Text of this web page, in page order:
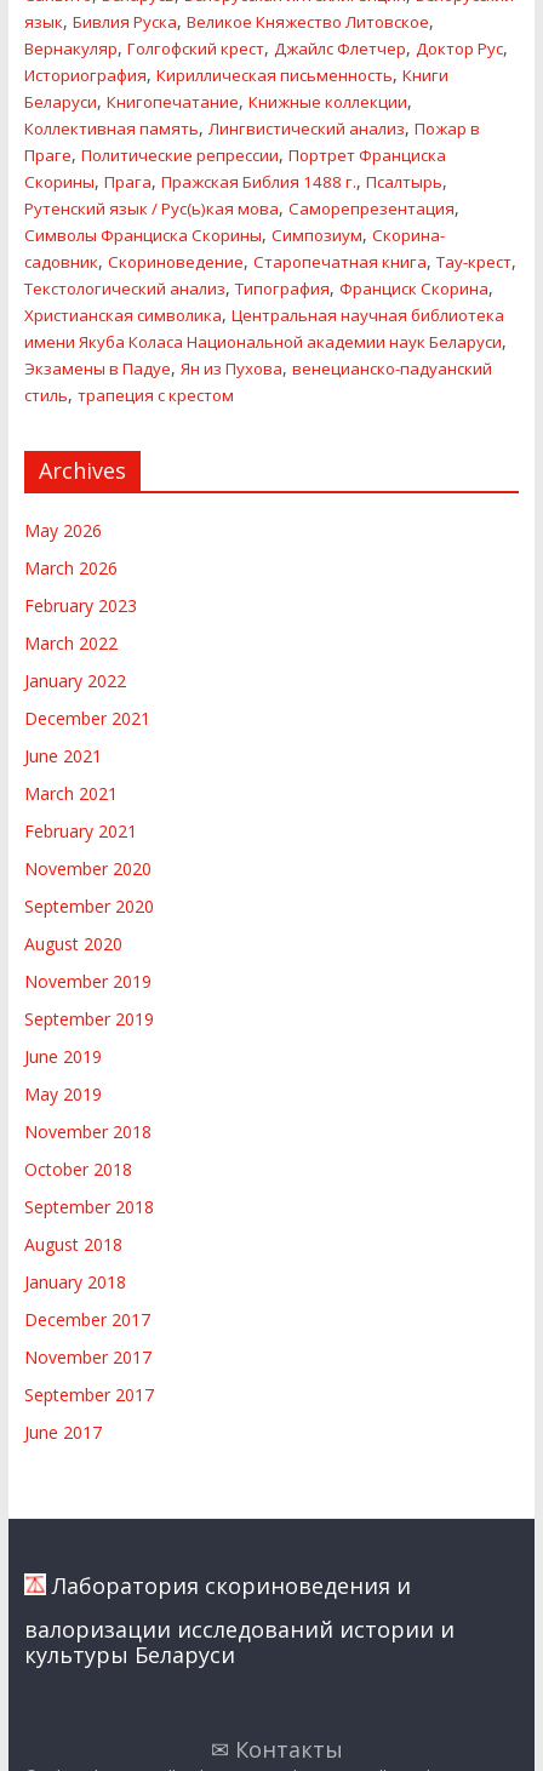
язык, Бивлия Руска, Великое Княжество Литовское,
Вернакуляр, Голгофский крест, Джайлс Флетчер, Доктор Рус,
Историография, Кириллическая письменность, Книги
Беларуси, Книгопечатание, Книжные коллекции,
Коллективная память, Лингвистический анализ, Пожар в
Праге, Политические репресcии, Портрет Франциска
Скорины, Прага, Пражская Библия 1488 г., Псалтырь,
Рутенский язык / Рус(ь)кая мова, Саморепрезентация,
Символы Франциска Скорины, Симпозиум, Скорина-
садовник, Скориноведение, Старопечатная книга,Тау-крест,
Текстологический анализ,Типография, Франциск Скорина,
Христианская символика, Центральная научная библиотека
имени Якуба Коласа Национальной академии наук Беларуси,
Экзамены в Падуе, Ян из Пухова, венецианско-падуанский
стиль, трапеция с крестом
Archives
May 2026
March 2026
February 2023
March 2022
January 2022
December 2021
June 2021
March 2021
February 2021
November 2020
September 2020
August 2020
November 2019
September 2019
June 2019
May 2019
November 2018
October 2018
September 2018
August 2018
January 2018
December 2017
November 2017
September 2017
June 2017
Лаборатория скориноведения и
валоризации исследований истории и
культуры Беларуси
✉ Контакты